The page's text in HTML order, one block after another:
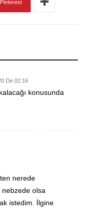
Pinterest
De 02:16
konusunda
nerede
nebzede olsa
istedim. İlgine